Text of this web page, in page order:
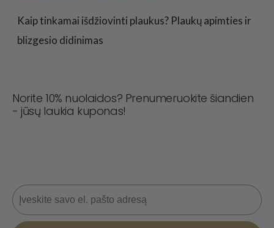
Kaip tinkamai išdžiovinti plaukus? Plaukų apimties ir
blizgesio didinimas
Norite 10% nuolaidos? Prenumeruokite šiandien
- jūsų laukia kuponas!
El. paštas